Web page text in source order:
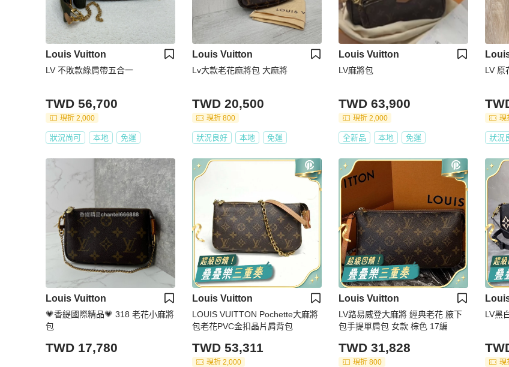
Louis Vuitton
LV 不敗款綠肩帶五合一
TWD 56,700
現折 2,000
狀況尚可 本地 免運
Louis Vuitton
Lv大款老花麻將包 大麻將
TWD 20,500
現折 800
狀況良好 本地 免運
Louis Vuitton
LV麻將包
TWD 63,900
現折 2,000
全新品 本地 免運
LV 原
現
狀況
Louis Vuitton
💗香緹國際精品💗 318 老花小麻將
包
TWD 17,780
Louis Vuitton
LOUIS VUITTON Pochette大麻將
包老花PVC金扣晶片肩背包
TWD 53,311
現折 2,000
Louis Vuitton
LV路易威登大麻將 經典老花 腋下
包手提單肩包 女款 棕色 17編
TWD 31,828
現折 800
LV黑
現